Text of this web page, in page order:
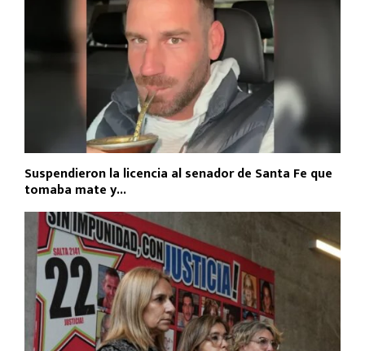
Suspendieron la licencia al senador de Santa Fe que
tomaba mate y...